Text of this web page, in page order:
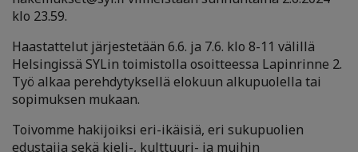
klo 23.59.
Haastattelut järjestetään 6.6. ja 7.6. klo 8-11 välillä
Helsingissä SYLin toimistolla osoitteessa Lapinrinne 2.
Työ alkaa perehdytyksellä elokuun alkupuolella tai
sopimuksen mukaan.
Toivomme hakijoiksi eri-ikäisiä, eri sukupuolien
edustajia sekä kieli-, kulttuuri- ja muihin